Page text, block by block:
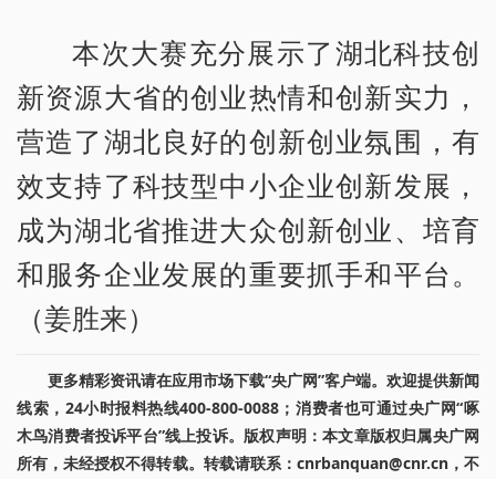
本次大赛充分展示了湖北科技创
新资源大省的创业热情和创新实力，
营造了湖北良好的创新创业氛围，有
效支持了科技型中小企业创新发展，
成为湖北省推进大众创新创业、培育
和服务企业发展的重要抓手和平台。
（姜胜来）
更多精彩资讯请在应用市场下载“央广网”客户端。欢迎提供新闻
线索，24小时报料热线400-800-0088；消费者也可通过央广网“啄
木鸟消费者投诉平台”线上投诉。版权声明：本文章版权归属央广网
所有，未经授权不得转载。转载请联系：cnrbanquan@cnr.cn，不